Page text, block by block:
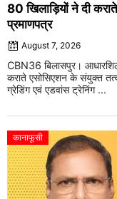
80 खिलाड़ियों ने दी
प्रमाणपत्र
August 7, 2026
CBN36 बिलासपुर।
कराते एसोसिएशन के संयुक्त
ग्रेडिंग एवं एडवांस ट्रेनिंग ...
कानाफूसी